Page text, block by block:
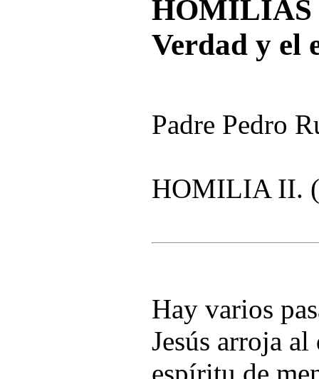
HOMILIAS
Verdad y el
Padre Pedro
HOMILIA II.
Hay varios
Jesús arroja
espíritu de